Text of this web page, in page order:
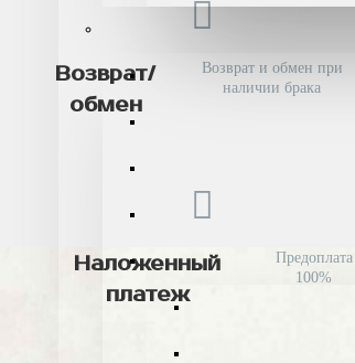
Возврат/
обмен
Возврат и обмен при
наличии брака
Наложенный
платеж
Предоплата
100%